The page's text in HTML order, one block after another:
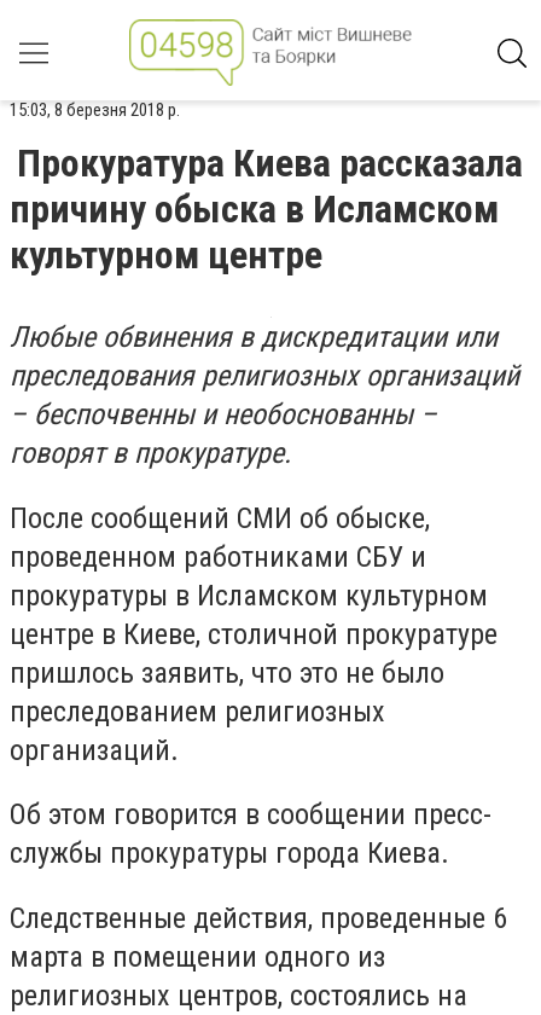
15:03, 8 березня 2018 р.
Прокуратура Киева рассказала
причину обыска в Исламском
культурном центре
Любые обвинения в дискредитации или
преследования религиозных организаций
– беспочвенны и необоснованны –
говорят в прокуратуре.
После сообщений СМИ об обыске,
проведенном работниками СБУ и
прокуратуры в Исламском культурном
центре в Киеве, столичной прокуратуре
пришлось заявить, что это не было
преследованием религиозных
организаций.
Об этом говорится в сообщении пресс-
службы прокуратуры города Киева.
Следственные действия, проведенные 6
марта в помещении одного из
религиозных центров, состоялись на